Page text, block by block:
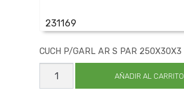
231169
CUCH P/GARL AR S PAR 250X30X3
CUCH
P/GARL
AR
AÑADIR AL CARRITO